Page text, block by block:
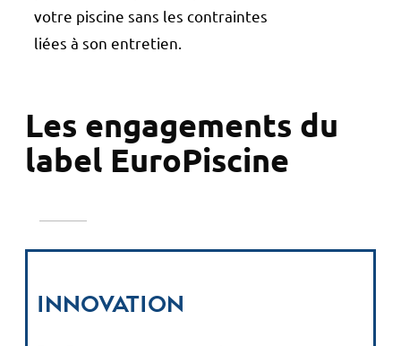
votre piscine sans les contraintes
liées à son entretien.
Les engagements du
label EuroPiscine
Innovation